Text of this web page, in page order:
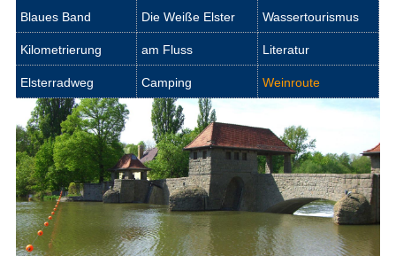
Blaues Band Die Weiße Elster Wassertourismus
Kilometrierung am Fluss Literatur
Elsterradweg Camping Weinroute